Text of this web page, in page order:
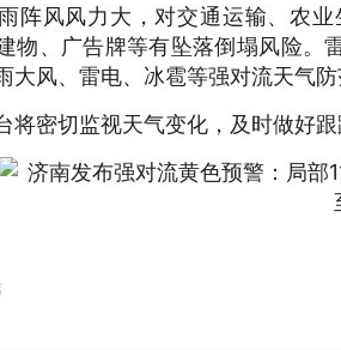
阵风风力大，对交通运输、农
物、广告牌等有坠落倒塌风险。
大风、雷电、冰雹等强对流天气
将密切监视天气变化，及时做好